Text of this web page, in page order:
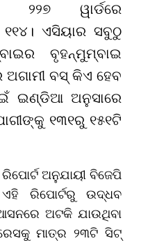
୨୨୭ ୱାର୍ଡରେ
ଏସିୟାର ସବୁଠୁ
ବୃହନ୍ମୁମ୍ବାଇ
ବସ୍ କିଏ ହେବ
ଇଣ୍ଡିଆ ଅନୁସାରେ
୧୩୧ରୁ ୧୫୧ଟି
ଅନୁଯାୟୀ ବିଜେପି
ରିପୋର୍ଟରୁ ଉଦ୍ଧବ
ଅଟକି ଯାଉଥିବା
ମାତ୍ର ୨୩ଟି ସିଟ୍